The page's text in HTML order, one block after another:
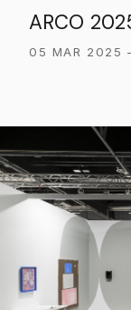
ARCO
05 MAR 2025